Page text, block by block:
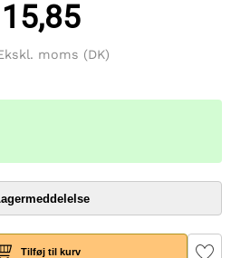
moms (DK)
Tilføj til kurv